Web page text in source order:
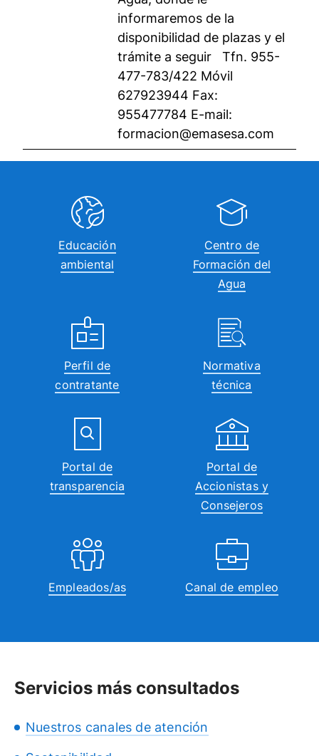
informaremos de la
disponibilidad de plazas y el
trámite a seguir Tfn. 955-
477-783/422 Móvil
627923944 Fax:
955477784 E-mail:
formacion@emasesa.com
Educación
ambiental
Centro de
Formación del
Agua
Perfil de
contratante
Normativa
técnica
Portal de
transparencia
Portal de
Accionistas y
Consejeros
Empleados/as Canal de empleo
Servicios más consultados
Nuestros canales de atención